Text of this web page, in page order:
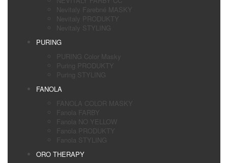
Nevitaly Farebné MASKY
Nevitaly PRODUKTY
Nevitaly STYLING
PURING
PURING Color Masky
Puring PRODUKTY
Puring STYLING
FANOLA
FANOLA COLOR MASKY
Fanola FARBY
Fanola NO YELLOW
Fanola PRODUKTY
Fanola STYLING
ORO THERAPY